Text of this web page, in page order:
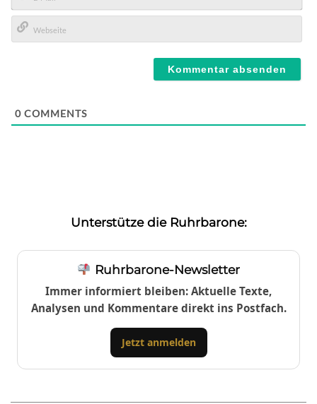
E-
Mail*
0 COMMENTS
Unterstütze die Ruhrbarone:
Ruhrbarone-Newsletter
Immer informiert bleiben: Aktuelle Texte,
Analysen und Kommentare direkt ins Postfach.
Jetzt anmelden